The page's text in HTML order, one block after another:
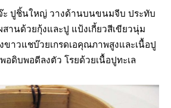
ปูชิ้นใหญ่ วางด้านบนขนมจีบ ประทับ
านด้วยกุ้งและปู แป้งเกี้ยวสีเขียวนุ่ม
าวแชบ๊วยเกรดเอคุณภาพสูงและเนื้อปู
อดิบพอดีลงตัว โรยด้วยเนื้อปูทะเล